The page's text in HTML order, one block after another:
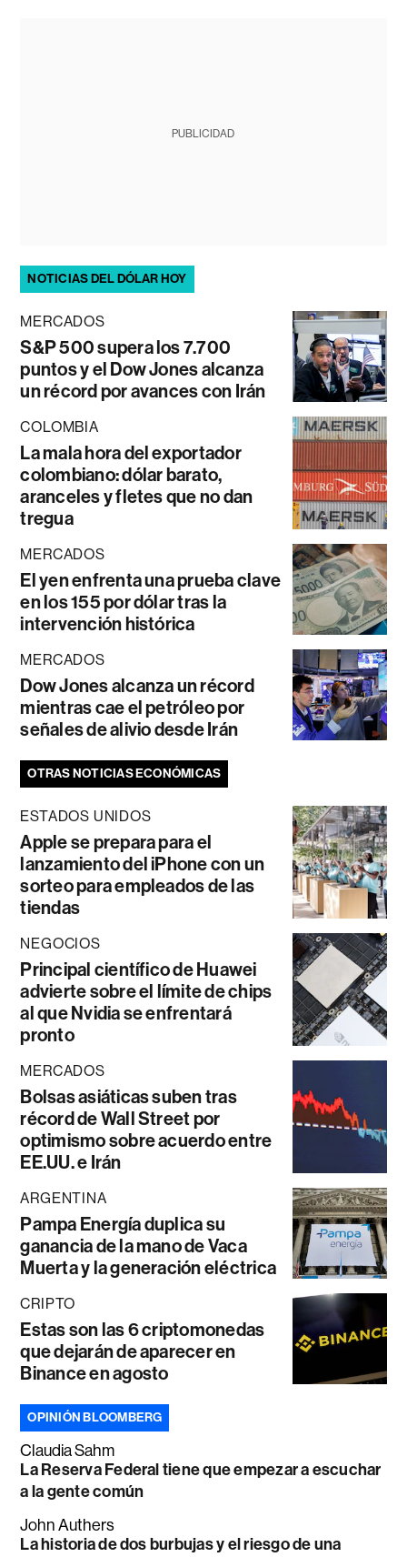
PUBLICIDAD
NOTICIAS DEL DÓLAR HOY
MERCADOS
S&P 500 supera los 7.700
puntos y el Dow Jones alcanza
un récord por avances con Irán
COLOMBIA
La mala hora del exportador
colombiano: dólar barato,
aranceles y fletes que no dan
tregua
MERCADOS
El yen enfrenta una prueba clave
en los 155 por dólar tras la
intervención histórica
MERCADOS
Dow Jones alcanza un récord
mientras cae el petróleo por
señales de alivio desde Irán
OTRAS NOTICIAS ECONÓMICAS
ESTADOS UNIDOS
Apple se prepara para el
lanzamiento del iPhone con un
sorteo para empleados de las
tiendas
NEGOCIOS
Principal científico de Huawei
advierte sobre el límite de chips
al que Nvidia se enfrentará
pronto
MERCADOS
Bolsas asiáticas suben tras
récord de Wall Street por
optimismo sobre acuerdo entre
EE.UU. e Irán
ARGENTINA
Pampa Energía duplica su
ganancia de la mano de Vaca
Muerta y la generación eléctrica
CRIPTO
Estas son las 6 criptomonedas
que dejarán de aparecer en
Binance en agosto
OPINIÓN BLOOMBERG
Claudia Sahm
La Reserva Federal tiene que empezar a escuchar
a la gente común
John Authers
La historia de dos burbujas y el riesgo de una